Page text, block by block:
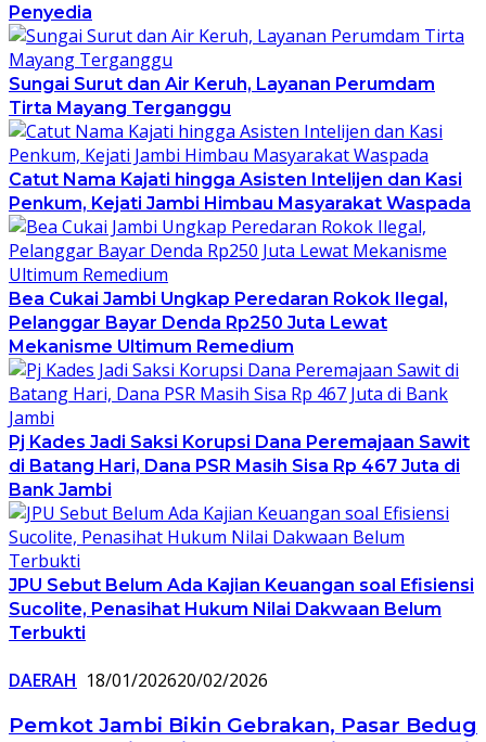
Penyedia
Sungai Surut dan Air Keruh, Layanan Perumdam
Tirta Mayang Terganggu
Catut Nama Kajati hingga Asisten Intelijen dan Kasi
Penkum, Kejati Jambi Himbau Masyarakat Waspada
Bea Cukai Jambi Ungkap Peredaran Rokok Ilegal,
Pelanggar Bayar Denda Rp250 Juta Lewat
Mekanisme Ultimum Remedium
Pj Kades Jadi Saksi Korupsi Dana Peremajaan Sawit
di Batang Hari, Dana PSR Masih Sisa Rp 467 Juta di
Bank Jambi
JPU Sebut Belum Ada Kajian Keuangan soal Efisiensi
Sucolite, Penasihat Hukum Nilai Dakwaan Belum
Terbukti
DAERAH 18/01/202620/02/2026
Pemkot Jambi Bikin Gebrakan, Pasar Bedug